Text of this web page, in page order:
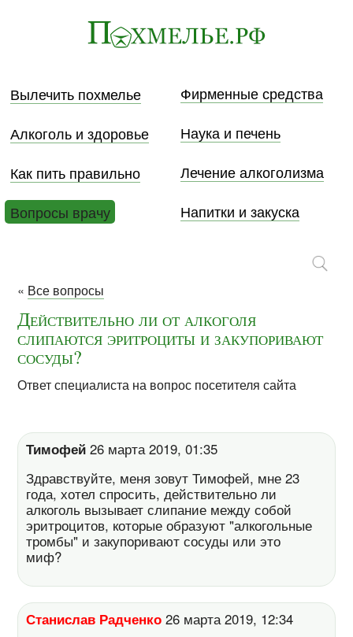
Вылечить похмелье
Фирменные средства
Алкоголь и здоровье
Наука и печень
Как пить правильно
Лечение алкоголизма
Вопросы врачу
Напитки и закуска
« Все вопросы
Действительно ли от алкоголя
слипаются эритроциты и закупоривают
сосуды?
Ответ специалиста на вопрос посетителя сайта
Тимофей 26 марта 2019, 01:35
Здравствуйте, меня зовут Тимофей, мне 23
года, хотел спросить, действительно ли
алкоголь вызывает слипание между собой
эритроцитов, которые образуют "алкогольные
тромбы" и закупоривают сосуды или это
миф?
Станислав Радченко 26 марта 2019, 12:34